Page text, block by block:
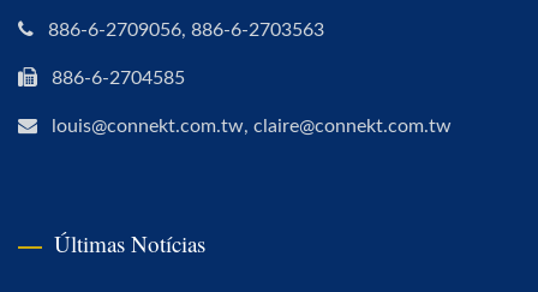
886-6-2709056, 886-6-2703563
886-6-2704585
louis@connekt.com.tw, claire@connekt.com.tw
Últimas Notícias